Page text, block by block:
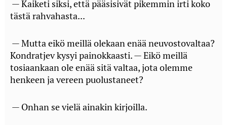
— Kaiketi siksi, että pääsisivät pikemmin irti koko
tästä rahvahasta...
— Mutta eikö meillä olekaan enää neuvostovaltaa?
Kondratjev kysyi painokkaasti. — Eikö meillä
tosiaankaan ole enää sitä valtaa, jota olemme
henkeen ja vereen puolustaneet?
— Onhan se vielä ainakin kirjoilla.